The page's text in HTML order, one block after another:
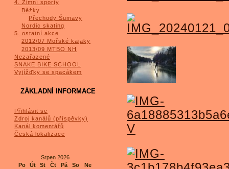
4. Zimní sporty
Běžky
Přechody Šumavy
Nordic skating
5. ostatní akce
2012/07 Mořské kajaky
2013/09 MTBO NH
Nezařazené
SNAKE BIKE SCHOOL
Vyjížďky se spacákem
ZÁKLADNÍ INFORMACE
Přihlásit se
Zdroj kanálů (příspěvky)
Kanál komentářů
Česká lokalizace
Srpen 2026
Po
Út St Čt Pá So
Ne